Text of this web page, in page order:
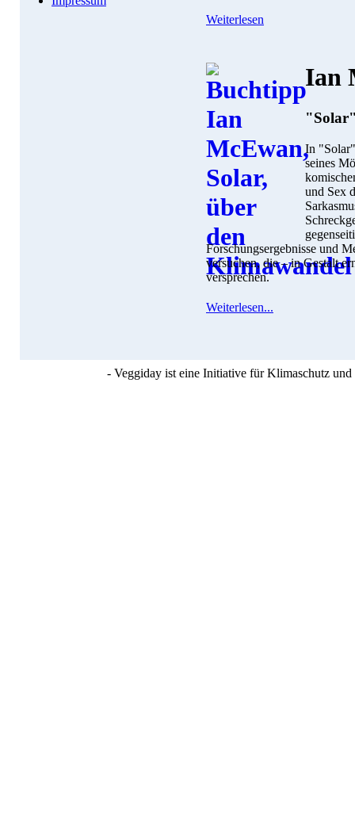
Weiterlesen
Ian
In
seines
und Sex
Forschungsergebnisse und
versuchen, die – in Gestalt
versprechen.
Weiterlesen...
- Veggiday ist eine Initiative für Klimaschutz